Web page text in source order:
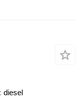
diesel